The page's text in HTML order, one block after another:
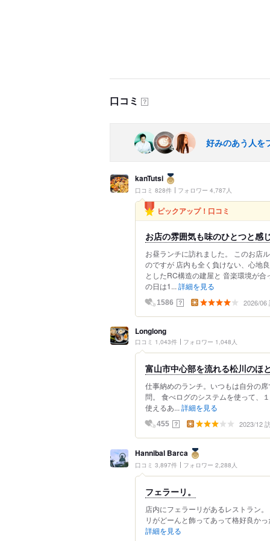
口コミ ？
好みのあう人を
kanTutsi
口コミ 828件 フォロワー 4,787人
ピックアップ！口コミ
お店の雰囲気も味のひとつと感
お昼ランチに訪れました。 このお店
のですが 店内も全く負けない、心地
としたRC構造の建屋と 音楽環境が
の日は1... 詳細を見る
1586 ？ 2026/06
Longlong
口コミ 1,043件 フォロワー 1,048人
富山市中心部を流れる松川のほ
仕事納めのランチ。いつもは自分の
問。 食べログのシステムを使って、
使えるあ... 詳細を見る
455 ？ 2023/12
Hannibal Barca
口コミ 3,897件 フォロワー 2,288人
フェラーリ。
店内にフェラーリがあるレストラン
リがどーんと飾ってあって格好良か
詳細を見る